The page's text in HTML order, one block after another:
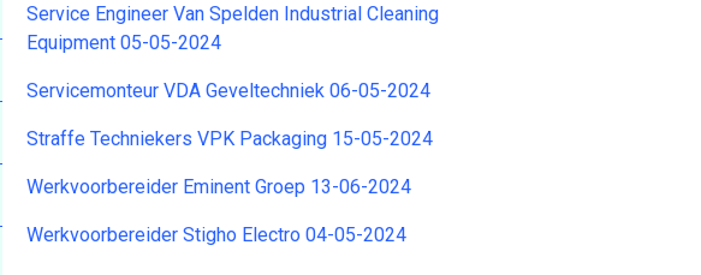
Service Engineer Van Spelden Industrial Cleaning
Equipment 05-05-2024
Servicemonteur VDA Geveltechniek 06-05-2024
Straffe Techniekers VPK Packaging 15-05-2024
Werkvoorbereider Eminent Groep 13-06-2024
Werkvoorbereider Stigho Electro 04-05-2024